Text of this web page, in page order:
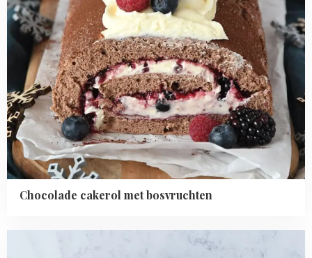
Chocolade cakerol met bosvruchten